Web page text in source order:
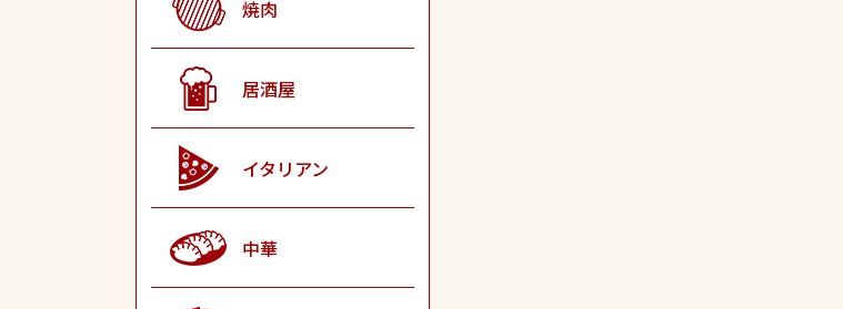
焼肉
居酒屋
イタリアン
中華